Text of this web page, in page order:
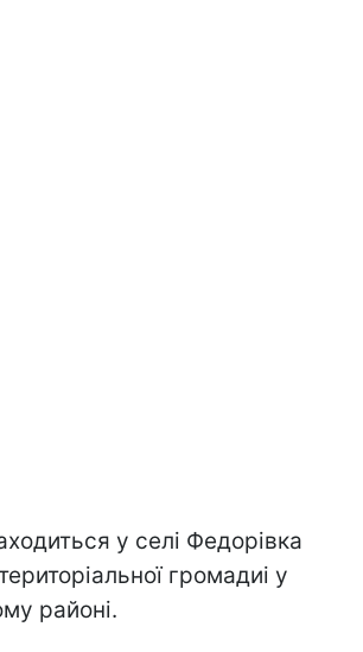
у селі Федорівка
громадиі у
районі.